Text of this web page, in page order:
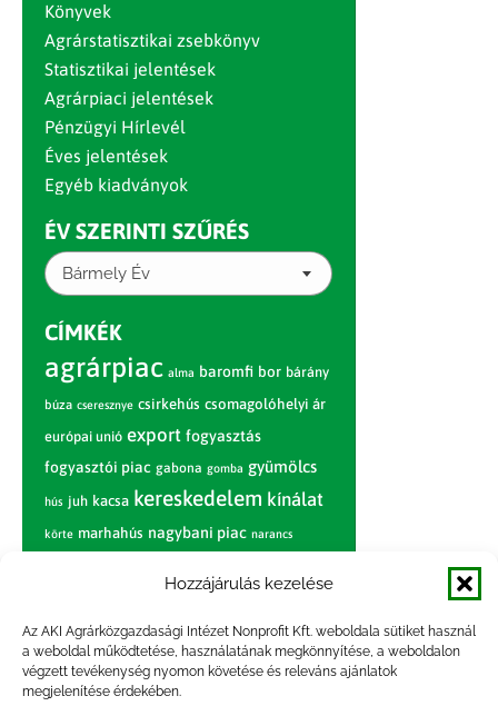
Hozzájárulás kezelése
Az AKI Agrárközgazdasági Intézet Nonprofit Kft. weboldala sütiket használ
a weboldal működtetése, használatának megkönnyítése, a weboldalon
végzett tevékenység nyomon követése és releváns ajánlatok
megjelenítése érdekében.
Könyvek
Agrárstatisztikai zsebkönyv
Statisztikai jelentések
Agrárpiaci jelentések
Pénzügyi Hírlevél
Éves jelentések
Egyéb kiadványok
ÉV SZERINTI SZŰRÉS
Bármely Év
CÍMKÉK
agrárpiac alma baromfi bor bárány
búza cseresznye csirkehús csomagolóhelyi ár
európai unió export fogyasztás
fogyasztói piac gabona gomba gyümölcs
hús juh kacsa kereskedelem kínálat
körte marhahús nagybani piac narancs
piaci jelentés
pulyka pulykahús sertés sertéshús
szarvasmarha termelés termelői
ár
világpiac